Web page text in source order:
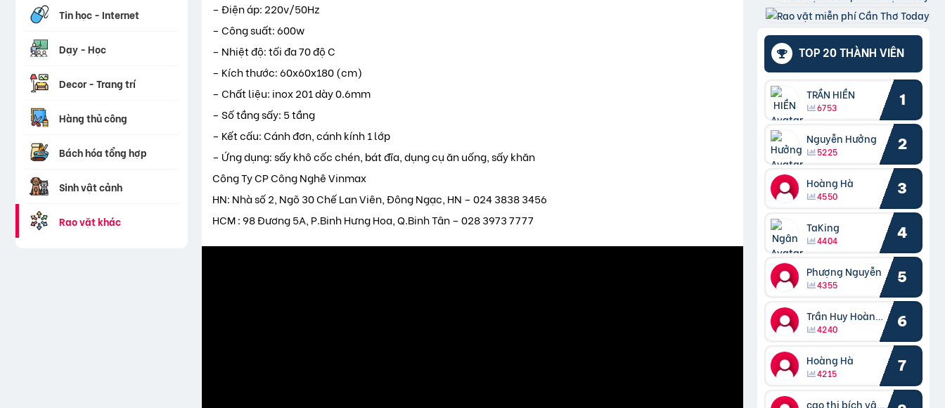
Tin học - Internet
Dạy - Học
Decor - Trang trí
Hàng thủ công
Bách hóa tổng hợp
Sinh vật cảnh
Rao vặt khác
– Điện áp: 220v/50Hz
– Công suất: 600w
– Nhiệt độ: tối đa 70 độ C
– Kích thước: 60x60x180 (cm)
– Chất liệu: inox 201 dày 0.6mm
– Số tầng sấy: 5 tầng
– Kết cấu: Cánh đơn, cánh kính 1 lớp
– Ứng dụng: sấy khô cốc chén, bát đĩa, dụng cụ ăn uống, sấy khăn
Công Ty CP Công Nghê Vinmax
HN: Nhà số 2, Ngõ 30 Chế Lan Viên, Đông Ngạc, HN – 024 3838 3456
HCM : 98 Đương 5A, P.Binh Hưng Hoa, Q.Binh Tân – 028 3973 7777
TOP 20 THÀNH VIÊN
TRẦN HIỀN
6753 1
Nguyễn Hưởng
5225 2
Hoàng Hà
4550 3
TaKing
4404 4
Phượng Nguyễn
4355 5
Trần Huy Hoàng Bắc
4240 6
Hoàng Hà
4215 7
cao thị bích vâng kiều